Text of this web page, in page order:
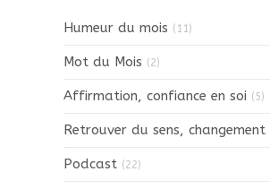
Humeur du mois (11)
Mot du Mois (2)
Affirmation, confiance en soi (5)
Retrouver du sens, changement
Podcast (22)